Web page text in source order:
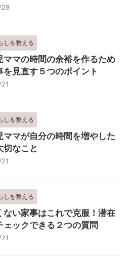
しを整える
ママの時間の余裕を作るため
を見直す５つのポイント
しを整える
ママが自分の時間を増やした
切なこと
しを整える
ない家事はこれで克服！潜在
ェックできる２つの質問